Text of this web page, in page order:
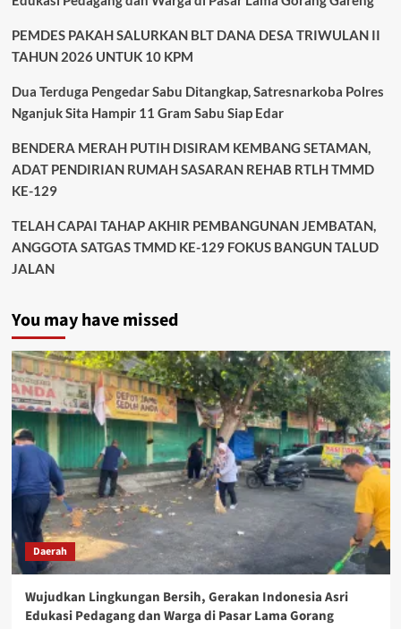
PEMDES PAKAH SALURKAN BLT DANA DESA TRIWULAN II
TAHUN 2026 UNTUK 10 KPM
Dua Terduga Pengedar Sabu Ditangkap, Satresnarkoba Polres
Nganjuk Sita Hampir 11 Gram Sabu Siap Edar
BENDERA MERAH PUTIH DISIRAM KEMBANG SETAMAN,
ADAT PENDIRIAN RUMAH SASARAN REHAB RTLH TMMD
KE-129
TELAH CAPAI TAHAP AKHIR PEMBANGUNAN JEMBATAN,
ANGGOTA SATGAS TMMD KE-129 FOKUS BANGUN TALUD
JALAN
You may have missed
Daerah
Wujudkan Lingkungan Bersih, Gerakan Indonesia Asri
Edukasi Pedagang dan Warga di Pasar Lama Gorang